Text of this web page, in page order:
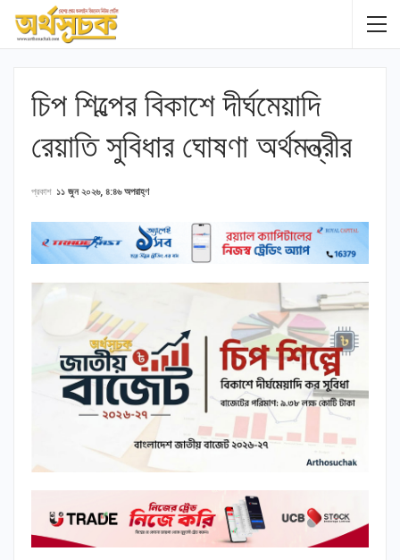
চিপ শিল্পের বিকাশে দীর্ঘমেয়াদি
রেয়াতি সুবিধার ঘোষণা অর্থমন্ত্রীর
প্রকাশ ১১ জুন ২০২৬, ৪:৪৬ অপরাহ্ণ